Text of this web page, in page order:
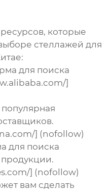
которые
стеллажей для
для поиска
]
] (nofollow)
для поиска
] (nofollow)
вам сделать